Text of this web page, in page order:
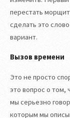
перестать
сделать это
вариант.
Вызов времени
Это не просто
это вопрос о том,
мы серьезно
которым мы